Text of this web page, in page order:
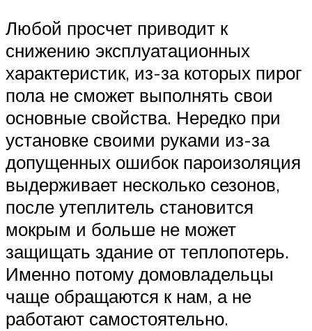
Любой просчет приводит к
снижению эксплуатационных
характеристик, из-за которых пирог
пола не сможет выполнять свои
основные свойства. Нередко при
установке своими руками из-за
допущенных ошибок пароизоляция
выдерживает несколько сезонов,
после утеплитель становится
мокрым и больше не может
защищать здание от теплопотерь.
Именно потому домовладельцы
чаще обращаются к нам, а не
работают самостоятельно.